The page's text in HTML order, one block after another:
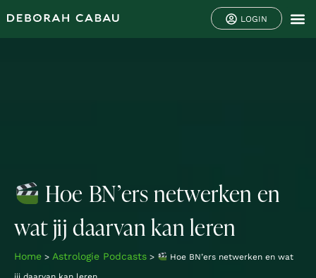
LOGIN
Hoe BN’ers netwerken en
wat jij daarvan kan leren
Home > Astrologie Podcasts >
Hoe BN’ers netwerken en wat